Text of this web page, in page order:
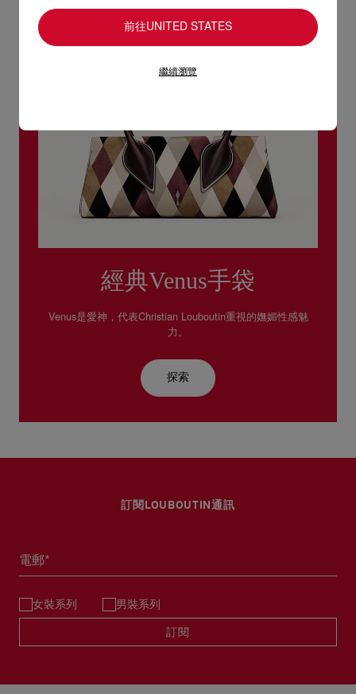
經典Venus手袋
Venus是愛神，代表Christian Louboutin重視的嫵媚性感魅
力。
探索
訂閱LOUBOUTIN通訊
電郵*
女裝系列 男裝系列
訂閱
前往UNITED STATES
繼續瀏覽